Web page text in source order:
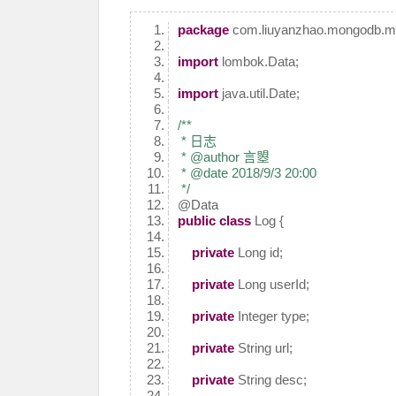
package
importlombok.Data;
importjava.util.Date;
/**
* 日志
* @author 言曌
* @date 2018/9/3 20:00
*/
@Data
public classLog {
privateLong id;
privateLong userId;
privateInteger type;
privateString url;
privateString desc;